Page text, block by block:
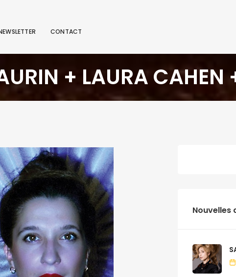
CONTACT
+ LAURA CAHEN
Nouvelles